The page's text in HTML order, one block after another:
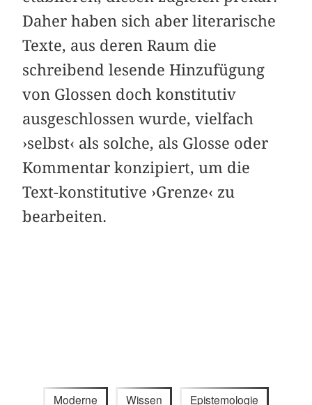
Daher haben sich aber literarische
Texte, aus deren Raum die
schreibend lesende Hinzufügung
von Glossen doch konstitutiv
ausgeschlossen wurde, vielfach
›selbst‹ als solche, als Glosse oder
Kommentar konzipiert, um die
Text-konstitutive ›Grenze‹ zu
bearbeiten.
Moderne Wissen Epistemologie